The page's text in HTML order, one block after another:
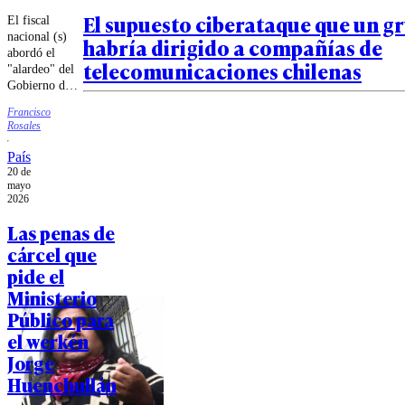
El fiscal
nacional (s)
abordó el
"alardeo" del
Gobierno del
operativo en
Temucuicui y
aseguró que
"no tienen
intervención".
Francisco
Rosales
País
20 de
mayo
2026
Las penas de
cárcel que
pide el
Ministerio
Público para
el werkén
Jorge
Huenchullán
El supuesto ciberataque que un
habría dirigido a compañías de
telecomunicaciones chilenas